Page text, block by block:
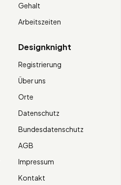
Gehalt
Arbeitszeiten
Designknight
Registrierung
Über uns
Orte
Datenschutz
Bundesdatenschutz
AGB
Impressum
Kontakt